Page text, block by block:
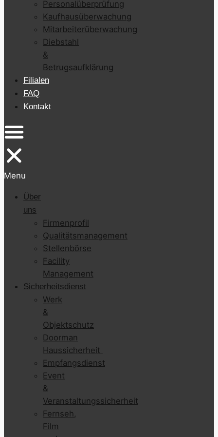
Personalüberprüfung
Kaufhausüberwachung
Mitarbeiterüberwachung
Diebstahl
&
Betrugsaufklärung
Filialen
FAQ
Kontakt
Menu
Über
uns
Firmenprofil
Qualitätsmanagement
Stellenbörse
Facility
Management
Sicherheitsdienst
Werk
&
Objektschutz
Doorman
Haussicherheit
Empfangsdienst
Event
&
Veranstaltungssicherheit
Fernseh,
Film